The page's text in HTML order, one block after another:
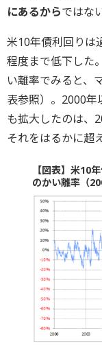
にあるからではな
米10年債利回りは
程度まで低下した
い離率でみると、
表参照）。2000年
も拡大したのは、
それをはるかに超
【図表】米10
のかい離率（